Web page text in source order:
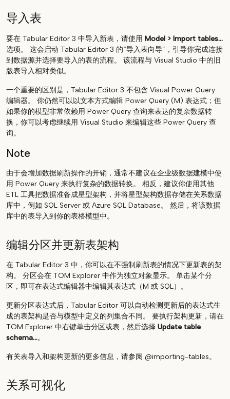
导入表
要在 Tabular Editor 3 中导入新表，请使用 Model > Import tables...
选项。 这会启动 Tabular Editor 3 的“导入表向导”，引导你完成连接
到数据源并选择要导入的表的流程。 该流程与 Visual Studio 中的旧
版表导入相对类似。
一个重要的区别是，Tabular Editor 3 不包含 Visual Power Query
编辑器。 你仍然可以以文本方式编辑 Power Query (M) 表达式；但
如果你的模型非常依赖用 Power Query 查询来表达的复杂数据转
换，你可以考虑继续用 Visual Studio 来编辑这些 Power Query 查
询。
Note
由于会增加数据刷新操作的开销，通常不建议在企业级数据建模中使
用 Power Query 来执行复杂的数据转换。 相反，建议你使用其他
ETL 工具把数据准备成星型架构，并将星型架构数据存储在关系数据
库中，例如 SQL Server 或 Azure SQL Database。 然后，将该数据
库中的表导入到你的表格模型中。
编辑分区并更新表架构
在 Tabular Editor 3 中，你可以在不强制刷新表的情况下更新表的架
构。 分区会在 TOM Explorer 中作为独立对象显示。 单击某个分
区，即可在表达式编辑器中编辑其表达式（M 或 SQL）。
更新分区表达式后，Tabular Editor 可以自动检测更新后的表达式生
成的表架构是否与模型中定义的列集合不同。 要执行架构更新，请在
TOM Explorer 中右键单击分区或表，然后选择 Update table
schema...。
有关表导入和架构更新的更多信息，请参阅 @importing-tables。
关系可视化